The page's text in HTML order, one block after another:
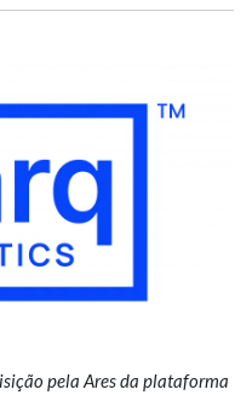
pela Ares da plataforma